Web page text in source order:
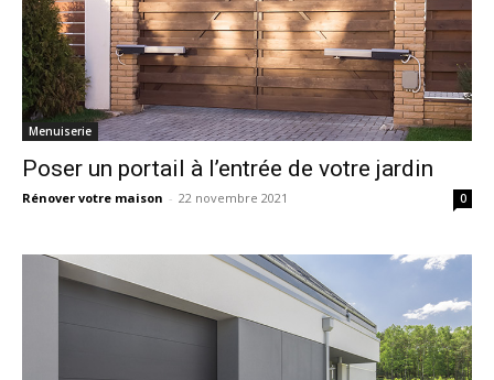
Menuiserie
Poser un portail à l’entrée de votre jardin
Rénover votre maison - 22 novembre 2021 0